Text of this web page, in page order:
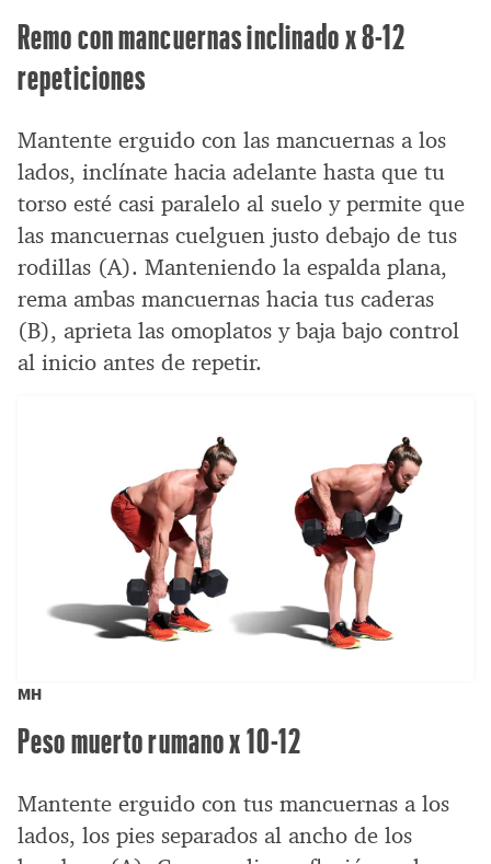
Remo con mancuernas inclinado x 8-12
repeticiones
Mantente erguido con las mancuernas a los
lados, inclínate hacia adelante hasta que tu
torso esté casi paralelo al suelo y permite que
las mancuernas cuelguen justo debajo de tus
rodillas (A). Manteniendo la espalda plana,
rema ambas mancuernas hacia tus caderas
(B), aprieta las omoplatos y baja bajo control
al inicio antes de repetir.
MH
Peso muerto rumano x 10-12
Mantente erguido con tus mancuernas a los
lados, los pies separados al ancho de los